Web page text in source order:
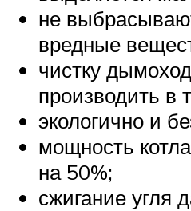
не
вредные
чистку
производить в
экологично и
мощность
на 50%;
сжигание угля